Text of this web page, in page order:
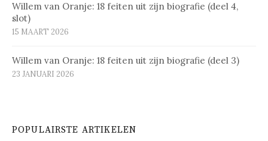
Willem van Oranje: 18 feiten uit zijn biografie (deel 4,
slot)
15 MAART 2026
Willem van Oranje: 18 feiten uit zijn biografie (deel 3)
23 JANUARI 2026
POPULAIRSTE ARTIKELEN